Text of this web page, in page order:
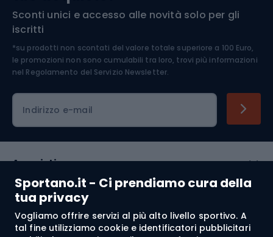
Sportano.it - Ci prendiamo cura della
tua privacy
Vogliamo offrire servizi al più alto livello sportivo. A
tal fine utilizziamo cookie e identificatori pubblicitari
Medicina dello sport
Abbigliamento ciclistico
Sconti unici e accesso alle novità solo per gli
iscritti
*su prodotti non scontati del valore totale superiore a 100 Euro,
le promozioni non sono cumulabili tra loro, trovi più informazioni
nel Regolamento del Servizio Newsletter.
Indirizzo e-mail
Acquisti
Servizio clienti
Regolamento